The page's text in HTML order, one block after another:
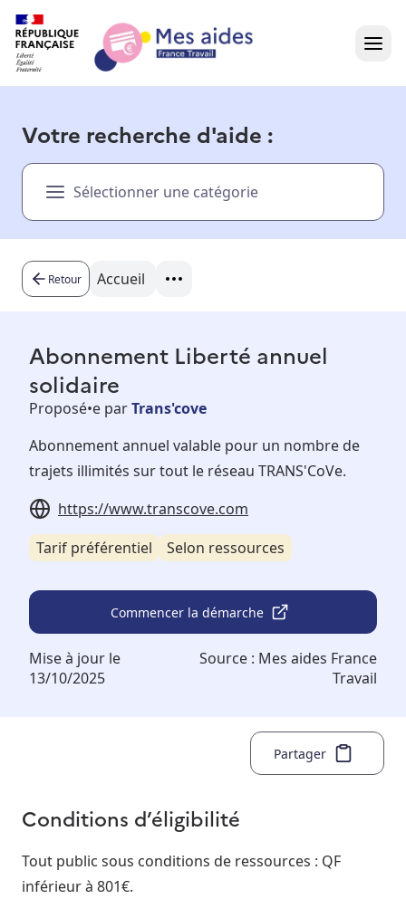
Présentation vidéo
Besoin d'aide ?
Votre recherche d'aide :
Sélectionner une catégorie
Retour Accueil
Abonnement Liberté annuel
solidaire
Proposé•e parTrans'cove
Abonnement annuel valable pour un nombre de
trajets illimités sur tout le réseau TRANS'CoVe.
https://www.transcove.com
Tarif préférentiel
Selon ressources
Commencer la démarche
Mise à jour le
13/10/2025
Source : Mes aides France
Travail
Partager
Conditions d’éligibilité
Tout public sous conditions de ressources : QF
inférieur à 801€.